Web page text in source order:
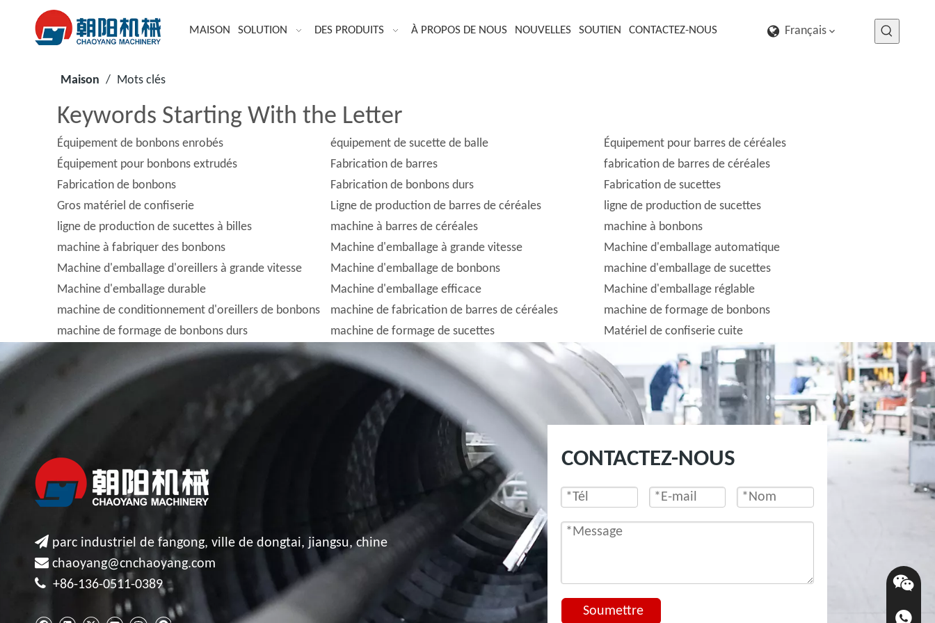
MAISON SOLUTION DES PRODUITS À PROPOS DE NOUS NOUVELLES SOUTIEN CONTACTEZ-NOUS Français
Maison / Mots clés
Keywords Starting With the Letter
Équipement de bonbons enrobés équipement de sucette de balle
Équipement pour barres de céréales
Équipement pour bonbons extrudés
Fabrication de barres
fabrication de barres de céréales
Fabrication de bonbons
Fabrication de bonbons durs
Fabrication de sucettes
Gros matériel de confiserie
Ligne de production de barres de céréales
ligne de production de sucettes
ligne de production de sucettes à billes
machine à barres de céréales
machine à bonbons
machine à fabriquer des bonbons
Machine d'emballage à grande vitesse
Machine d'emballage automatique
Machine d'emballage d'oreillers à grande vitesse
Machine d'emballage de bonbons
machine d'emballage de sucettes
Machine d'emballage durable
Machine d'emballage efficace
Machine d'emballage réglable
machine de conditionnement d'oreillers de bonbons
machine de fabrication de barres de céréales
machine de formage de bonbons
machine de formage de bonbons durs
machine de formage de sucettes Matériel de confiserie cuite
 parc industriel de fangong, ville de dongtai, jiangsu, chine
 chaoyang@cnchaoyang.com
 +86-136-0511-0389
+86-
CONTACTEZ-NOUS
Soumettre